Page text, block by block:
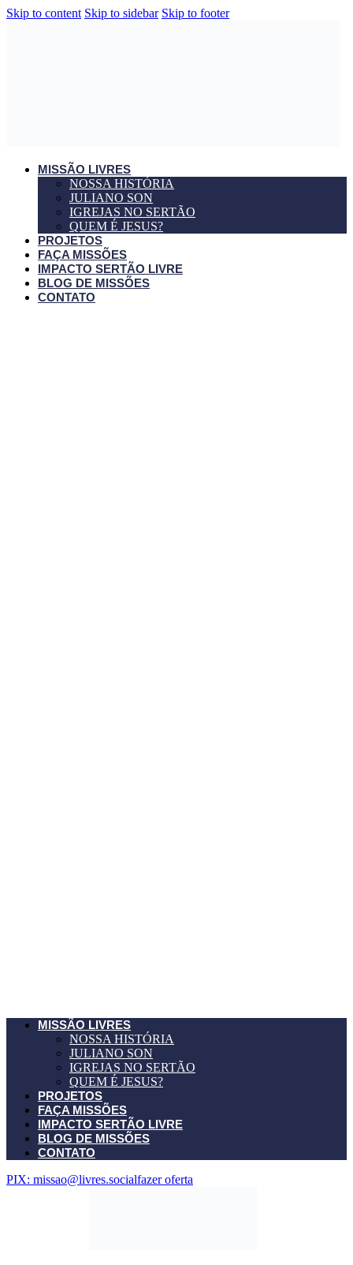
Skip to content Skip to sidebar Skip to footer
MISSÃO LIVRES
NOSSA HISTÓRIA
JULIANO SON
IGREJAS NO SERTÃO
QUEM É JESUS?
PROJETOS
FAÇA MISSÕES
IMPACTO SERTÃO LIVRE
BLOG DE MISSÕES
CONTATO
MISSÃO LIVRES
NOSSA HISTÓRIA
JULIANO SON
IGREJAS NO SERTÃO
QUEM É JESUS?
PROJETOS
FAÇA MISSÕES
IMPACTO SERTÃO LIVRE
BLOG DE MISSÕES
CONTATO
PIX: missao@livres.socialfazer oferta